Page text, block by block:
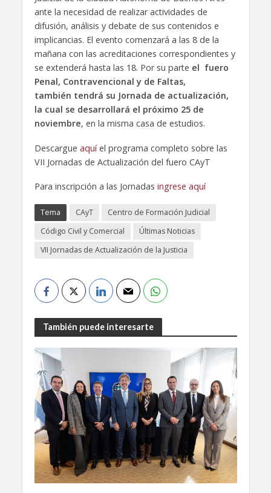
ante la necesidad de realizar actividades de
difusión, análisis y debate de sus contenidos e
implicancias. El evento comenzará a las 8 de la
mañana con las acreditaciones correspondientes y
se extenderá hasta las 18. Por su parte el fuero
Penal, Contravencional y de Faltas,
también tendrá su Jornada de actualización,
la cual se desarrollará el próximo 25 de
noviembre, en la misma casa de estudios.
Descargue aquíel programa completo sobre las
VII Jornadas de Actualización del fuero CAyT
Para inscripción a las Jornadas ingrese aquí
Tema CAyT
Centro de Formación Judicial
Código Civil y Comercial
Últimas Noticias
VII Jornadas de Actualización de la Justicia
También puede interesarte